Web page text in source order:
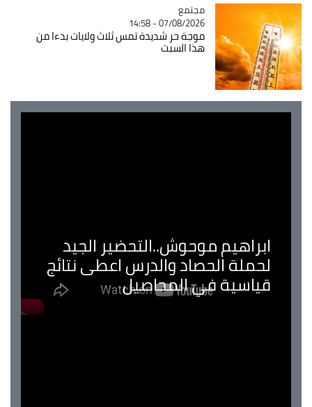
Catégorie
مجتمع
07/08/2026 - 14:58
موجة حر شديدة تمس ثلاث ولايات بدءا من
هذا السبت
ابراهيم موحوش..التحضير الجيد
لحملة الحصاد والدرس اعطى نتائج
قياسية في المحاصيل